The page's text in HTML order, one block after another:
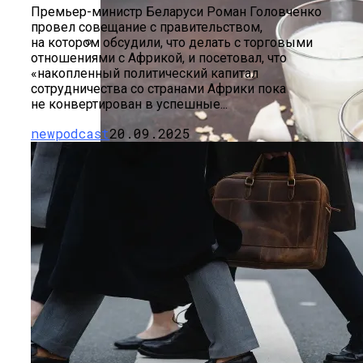
В Беларуси Начинает Работать
Доставка Лекарств На Дом
Как Грамотно Начать Карьеру
Молодым Специалистам
Hyundai Santa Fe: Мощное Сочетание
Традиций И Новаций При Расходе 6 Л
На «сотню»
Безлактозное Молоко — Обычное
Молоко Или Хорошая Альтернатива?
Премьер-министр Беларуси Роман Головченко
провел совещание с правительством,
на котором обсудили, что делать с торговыми
отношениями с Африкой, и посетовал, что
«накопленный политический капитал
сотрудничества со странами Африки пока
не конвертирован в успешные...
newpodcast20.09.2025